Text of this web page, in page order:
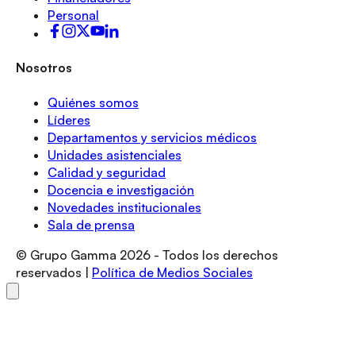
Personal
Nosotros
Quiénes somos
Líderes
Departamentos y servicios médicos
Unidades asistenciales
Calidad y seguridad
Docencia e investigación
Novedades institucionales
Sala de prensa
© Grupo Gamma 2026 - Todos los derechos
reservados | Política de Medios Sociales